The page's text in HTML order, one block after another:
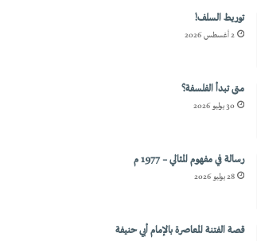
توريط السلف!
2 أغسطس 2026
متى تبدأ الفلسفة؟
30 يوليو 2026
رسالة في مفهوم المثالي – 1977 م
28 يوليو 2026
قصة الفتنة المعاصرة بالإمام أبي حنيفة